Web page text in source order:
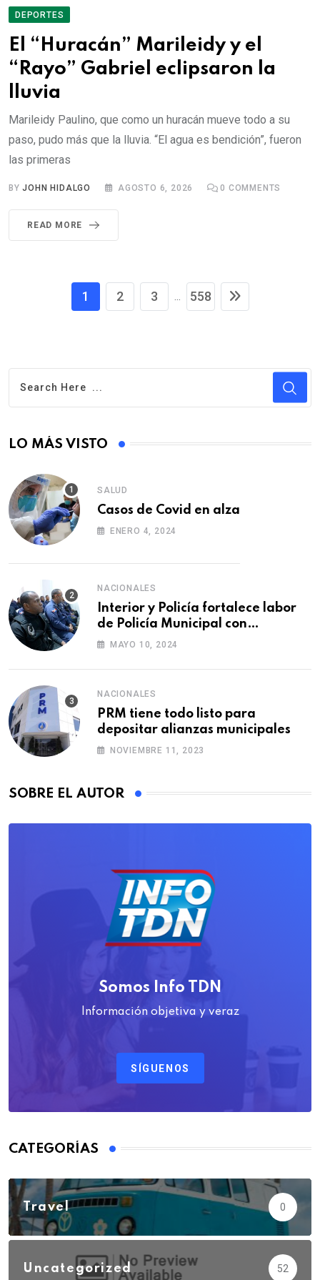
DEPORTES
El “Huracán” Marileidy y el
“Rayo” Gabriel eclipsaron la
lluvia
Marileidy Paulino, que como un huracán mueve todo a su
paso, pudo más que la lluvia. “El agua es bendición”, fueron
las primeras
BYJOHN HIDALGO AGOSTO 6, 2026 0 COMMENTS
READ MORE
1 2 3 ... 558
LO MÁS VISTO
SALUD
Casos de Covid en alza
ENERO 4, 2024
NACIONALES
Interior y Policía fortalece labor
de Policía Municipal con
formación de agentes
MAYO 10, 2024
NACIONALES
PRM tiene todo listo para
depositar alianzas municipales
NOVIEMBRE 11, 2023
SOBRE EL AUTOR
Somos Info TDN
Información objetiva y veraz
SÍGUENOS
CATEGORÍAS
Travel 0
Uncategorized 52